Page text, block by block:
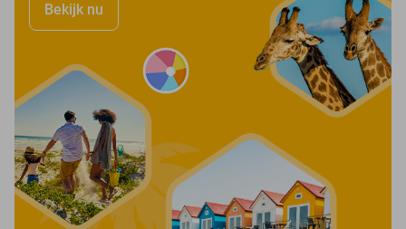
Bekijk nu